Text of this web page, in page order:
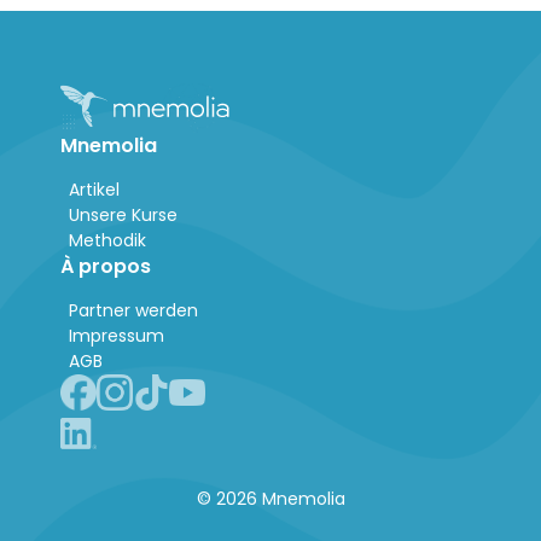
Mnemolia
Artikel
Unsere Kurse
Methodik
À propos
Partner werden
Impressum
AGB
© 2026 Mnemolia